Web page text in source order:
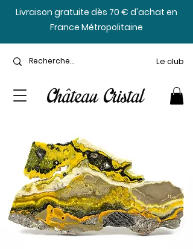
​Livraison gratuite dès 70 € d'achat en
France Métropolitaine
Le club